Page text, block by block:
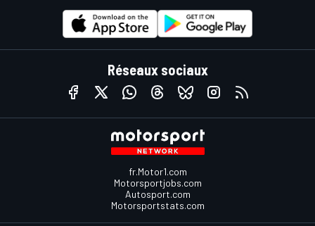
Réseaux sociaux
fr.Motor1.com
Motorsportjobs.com
Autosport.com
Motorsportstats.com